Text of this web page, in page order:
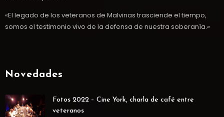
«El legado de los veteranos de Malvinas trasciende el tiempo,
somos el testimonio vivo de la defensa de nuestra soberanía.»
Novedades
Fotos 2022 – Cine York, charla de café entre
veteranos